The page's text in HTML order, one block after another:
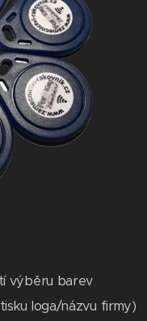
výběru barev
loga/názvu firmy)